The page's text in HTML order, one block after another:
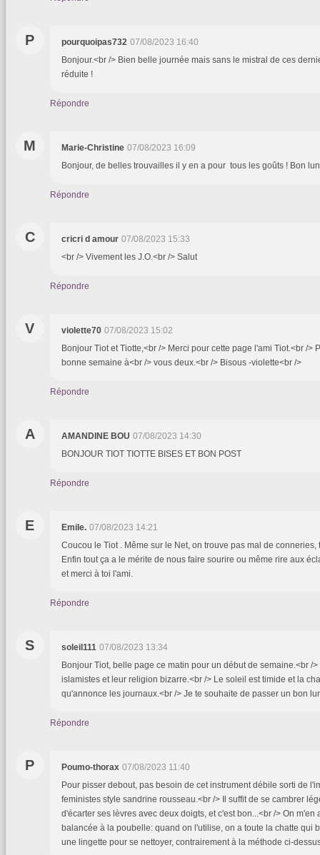
P pourquoipas732 07/08/2023 16:40
Bonjour.<br /> Bien belle journée mais sans le mistral de ces
réduite !
Répondre
M Marie-Christine 07/08/2023 16:09
Bonjour, de belles trouvailles il y en a pour tous les goûts ! Bon
Répondre
C cricri d amour 07/08/2023 15:33
<br /> Vivement les J.O.<br /> Salut
Répondre
V violette70 07/08/2023 15:02
Bonjour Tiot et Tiotte,<br /> Merci pour cette page l'ami Tiot.<br />
bonne semaine à<br /> vous deux.<br /> Bisous -violette<br />
Répondre
A AMANDINE BOU 07/08/2023 14:30
BONJOUR TIOT TIOTTE BISES ET BON POST
Répondre
E Emile. 07/08/2023 14:21
Coucou le Tiot . Même sur le Net, on trouve pas mal de conneries,
Enfin tout ça a le mérite de nous faire sourire ou même rire aux
et merci à toi l'ami.
Répondre
S soleil111 07/08/2023 13:34
Bonjour Tiot, belle page ce matin pour un début de semaine.<br /
islamistes et leur religion bizarre.<br /> Le soleil est timide et la
qu'annonce les journaux.<br /> Je te souhaite de passer un bon
Répondre
P Poumo-thorax 07/08/2023 11:40
Pour pisser debout, pas besoin de cet instrument débile sorti de
feministes style sandrine rousseau.<br /> Il suffit de se cambrer
d'écarter ses lèvres avec deux doigts, et c'est bon...<br /> On m'en
balancée à la poubelle: quand on l'utilise, on a toute la chatte qui
une lingette pour se nettoyer, contrairement à la méthode ci-